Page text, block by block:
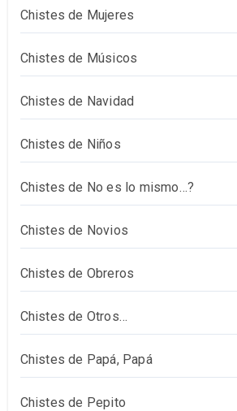
Chistes de Mujeres
Chistes de Músicos
Chistes de Navidad
Chistes de Niños
Chistes de No es lo mismo…?
Chistes de Novios
Chistes de Obreros
Chistes de Otros…
Chistes de Papá, Papá
Chistes de Pepito